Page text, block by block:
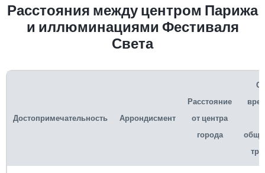
Расстояния между центром Парижа
и иллюминациями Фестиваля
Света
Достопримечательность Аррондисмент
Расстояние
от центра
города